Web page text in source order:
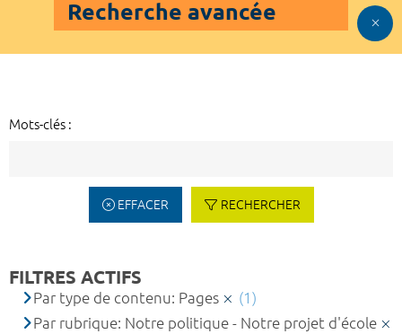
Recherche avancée
Mots-clés :
EFFACER RECHERCHER
FILTRES ACTIFS
Par type de contenu: Pages
(1)
Par rubrique: Notre politique - Notre projet d'école